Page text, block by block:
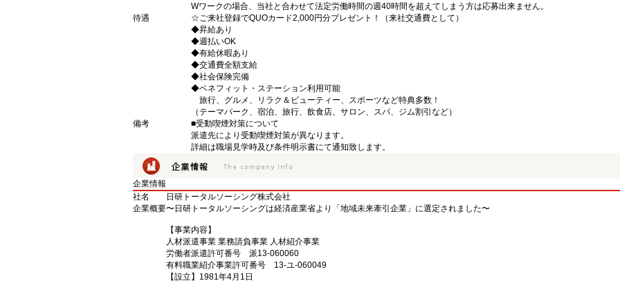
Wワークの場合、当社と合わせて法定労働時間の週40時間を超えてしまう方は応募出来ません。
待遇
☆ご来社登録でQUOカード2,000円分プレゼント！（来社交通費として）
◆昇給あり
◆週払いOK
◆有給休暇あり
◆交通費全額支給
◆社会保険完備
◆ベネフィット・ステーション利用可能
旅行、グルメ、リラク＆ビューティー、スポーツなど特典多数！
（テーマパーク、宿泊、旅行、飲食店、サロン、スパ、ジム割引など）
備考
■受動喫煙対策について
派遣先により受動喫煙対策が異なります。
詳細は職場見学時及び条件明示書にて通知致します。
企業情報
社名
日研トータルソーシング株式会社
企業概要〜日研トータルソーシングは経済産業省より「地域未来牽引企業」に選定されました〜
【事業内容】
人材派遣事業 業務請負事業 人材紹介事業
労働者派遣許可番号 派13-060060
有料職業紹介事業許可番号 13-ユ-060049
【設立】1981年4月1日